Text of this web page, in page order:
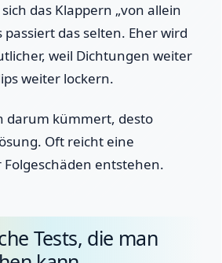
das Klappern „von allein
passiert das selten. Eher wird
weil Dichtungen weiter
weiter lockern.
darum kümmert, desto
Oft reicht eine
entstehen.
Tests, die man